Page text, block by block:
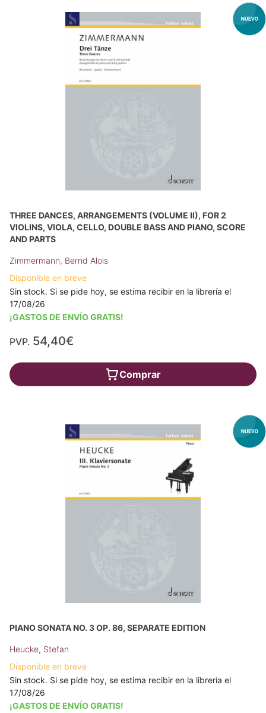
THREE DANCES, ARRANGEMENTS (VOLUME II), FOR 2
VIOLINS, VIOLA, CELLO, DOUBLE BASS AND PIANO, SCORE
AND PARTS
Zimmermann, Bernd Alois
Disponible en breve
Sin stock. Si se pide hoy, se estima recibir en la librería el
17/08/26
¡GASTOS DE ENVÍO GRATIS!
PVP. 54,40€
Comprar
PIANO SONATA NO. 3 OP. 86, SEPARATE EDITION
Heucke, Stefan
Disponible en breve
Sin stock. Si se pide hoy, se estima recibir en la librería el
17/08/26
¡GASTOS DE ENVÍO GRATIS!